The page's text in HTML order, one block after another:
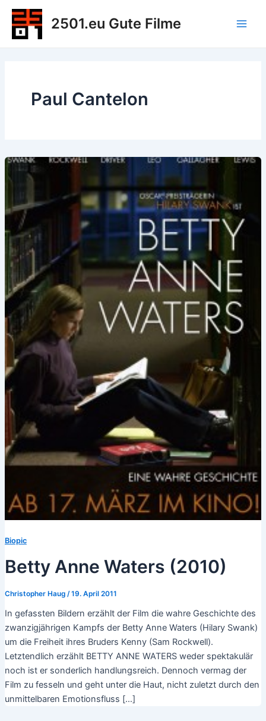
Zum
Inhalt
springen
2501.eu Gute Filme
Paul Cantelon
Biopic
Betty Anne Waters (2010)
Christopher Haug /19. April 2011
In gefassten Bildern erzählt der Film die wahre Geschichte des
zwanzigjährigen Kampfs der Betty Anne Waters (Hilary Swank)
um die Freiheit ihres Bruders Kenny (Sam Rockwell).
Letztendlich erzählt BETTY ANNE WATERS weder spektakulär
noch ist er sonderlich handlungsreich. Dennoch vermag der
Film zu fesseln und geht unter die Haut, nicht zuletzt durch den
unmittelbaren Emotionsfluss […]